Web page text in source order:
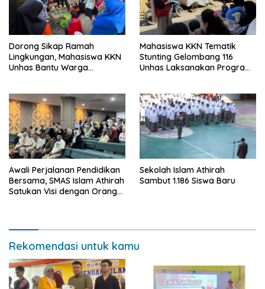
Dorong Sikap Ramah
Lingkungan, Mahasiswa KKN
Unhas Bantu Warga
Produksi Limbah Cair Rumah
Tangga.
Mahasiswa KKN Tematik
Stunting Gelombang 116
Unhas Laksanakan Program
Awali Perjalanan Pendidikan
Bersama, SMAS Islam Athirah
Satukan Visi dengan Orang
Sekolah Islam Athirah
Sambut 1.186 Siswa Baru
Rekomendasi untuk kamu